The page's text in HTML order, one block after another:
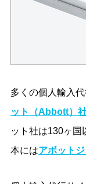
多くの個人輸入
ット（Abbott）
ット社は130ヶ国
本にはアボット